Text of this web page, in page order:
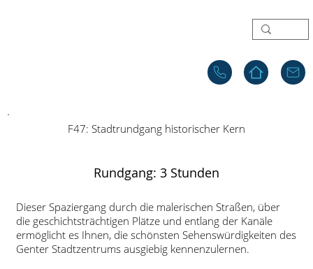
F47: Stadtrundgang historischer Kern
Rundgang: 3 Stunden
Dieser Spaziergang durch die malerischen Straßen, über
die geschichtsträchtigen Plätze und entlang der Kanäle
ermöglicht es Ihnen, die schönsten Sehenswürdigkeiten des
Genter Stadtzentrums ausgiebig kennenzulernen.